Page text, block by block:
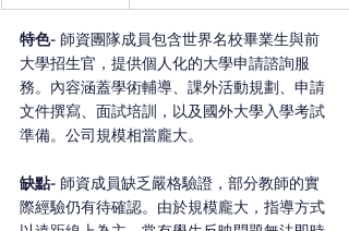
特色- 師資團隊成員包含世界名校畢業生與前
大學招生官，提供個人化的大學申請諮詢服
務。內容涵蓋學術輔導、課外活動規劃、申請
文件撰寫、面試培訓，以及國外大學入學考試
準備。公司規模相當龐大。
缺點- 師資成員缺乏嚴格驗證，部分教師的實
際經驗仍有待確認。由於規模龐大，指導方式